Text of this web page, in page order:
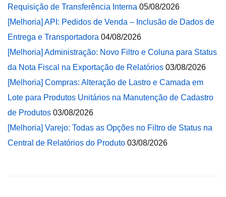
Requisição de Transferência Interna 05/08/2026
[Melhoria] API: Pedidos de Venda – Inclusão de Dados de
Entrega e Transportadora 04/08/2026
[Melhoria] Administração: Novo Filtro e Coluna para Status
da Nota Fiscal na Exportação de Relatórios 03/08/2026
[Melhoria] Compras: Alteração de Lastro e Camada em
Lote para Produtos Unitários na Manutenção de Cadastro
de Produtos 03/08/2026
[Melhoria] Varejo: Todas as Opções no Filtro de Status na
Central de Relatórios do Produto 03/08/2026